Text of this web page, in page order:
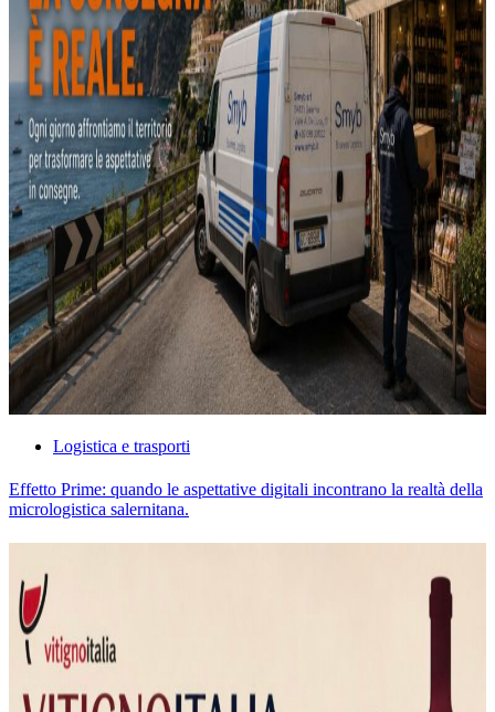
Logistica e trasporti
Effetto Prime: quando le aspettative digitali incontrano la realtà della
micrologistica salernitana.